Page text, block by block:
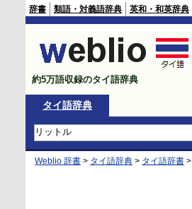
辞書 類語・対義語辞典 英和・和英辞典
約5万語収録のタイ語辞典
タイ語辞典
Weblio 辞書 > タイ語辞典 > タイ語辞書 >